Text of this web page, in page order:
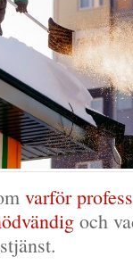
varför
och